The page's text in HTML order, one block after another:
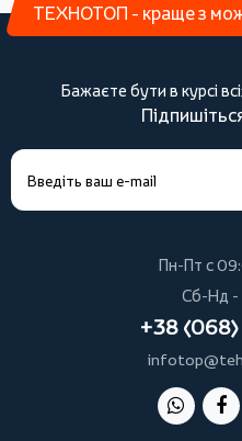
ТЕХНОТОП - краще з
Бажаєте бути в курсі
Пн-Пт с
Сб-Нд -
+38